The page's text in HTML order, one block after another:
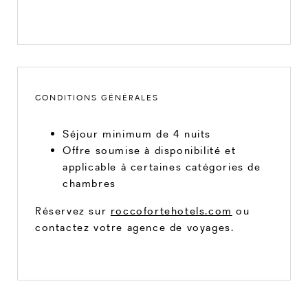
CONDITIONS GÉNÉRALES
Séjour minimum de 4 nuits
Offre soumise à disponibilité et
applicable à certaines catégories de
chambres
Réservez sur roccofortehotels.com ou
contactez votre agence de voyages.